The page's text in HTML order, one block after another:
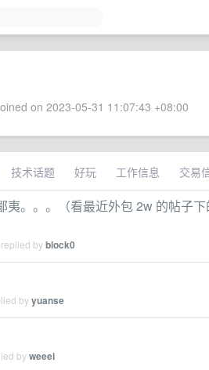
on 2023-05-31 11:07:43 +08:00
技术话题 好玩 工作信息 交易
。。。（看最近外包 2w 的帖子
byblock0
byyuanse
byweeei